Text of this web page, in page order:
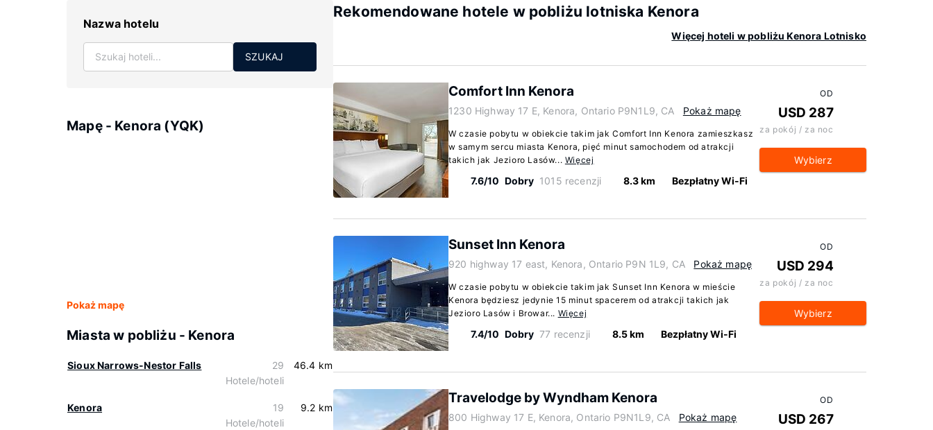
Nazwa hotelu
SZUKAJ
Mapę - Kenora (YQK)
Pokaż mapę
Miasta w pobliżu - Kenora
Sioux Narrows-Nestor Falls
29
Hotele/hoteli
46.4 km
Kenora
19
Hotele/hoteli
9.2 km
Rekomendowane hotele w pobliżu lotniska Kenora
Więcej hoteli w pobliżu Kenora Lotnisko
Comfort Inn Kenora
1230 Highway 17 E, Kenora, Ontario P9N1L9, CA Pokaż mapę
W czasie pobytu w obiekcie takim jak Comfort Inn Kenora zamieszkasz
w samym sercu miasta Kenora, pięć minut samochodem od atrakcji
takich jak Jezioro Lasów... Więcej
7.6/10 Dobry 1015 recenzji 8.3 km Bezpłatny Wi-Fi
OD
USD 287
za pokój / za noc
Wybierz
Sunset Inn Kenora
920 highway 17 east, Kenora, Ontario P9N 1L9, CA Pokaż mapę
W czasie pobytu w obiekcie takim jak Sunset Inn Kenora w mieście
Kenora będziesz jedynie 15 minut spacerem od atrakcji takich jak
Jezioro Lasów i Browar... Więcej
7.4/10 Dobry 77 recenzji 8.5 km Bezpłatny Wi-Fi
OD
USD 294
za pokój / za noc
Wybierz
Travelodge by Wyndham Kenora
800 Highway 17 E, Kenora, Ontario P9N1L9, CA Pokaż mapę
OD
USD 267